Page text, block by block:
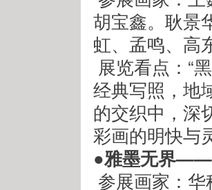
胡宝鑫。耿景
虹、孟鸣、高
经典写照，地
的交织中，深
彩画的明快与
●雅墨无界——